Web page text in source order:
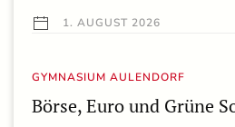
1. AUGUST 2026
GYMNASIUM AULENDORF
Börse, Euro und Grüne